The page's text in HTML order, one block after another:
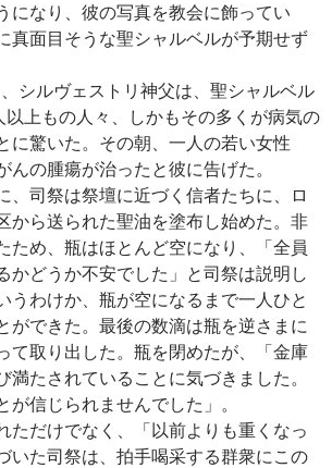
になり、彼の写真を教会に飾ってい
真面目そうな聖シャルベルが予期せず
シルヴェストリ神父は、聖シャルベル
以上もの人々、しかもその多くが病気の
に驚いた。その朝、一人の若い女性
んの腫瘍が治ったと彼に告げた。
、司祭は祭壇に近づく信者たちに、ロ
から送られた聖油を塗布し始めた。非
ため、瓶はほとんど空になり、「全員
かどうか不安でした」と司祭は説明し
うわけか、瓶が空になるまで一人ひと
ができた。最後の数滴は瓶を逆さまに
て取り出した。瓶を閉めたが、「金庫
満たされていることに気づきました。
が信じられませんでした」。
ただけでなく、「以前よりも重くなっ
いた司祭は、拍手喝采する群衆にこの